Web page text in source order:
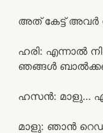
അത് കേട്ട് അവർ
ഹരി: എന്നാൽ
ഞങ്ങൾ
ഹസൻ: മാളു…
മാളു: ഞാൻ